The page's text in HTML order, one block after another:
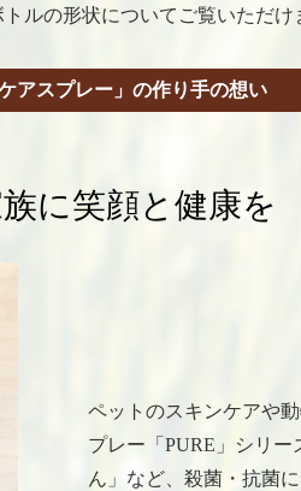
ルの形状についてご覧いただけ
アスプレー」の作り手の想い
に笑顔と健康を
ペットのスキンケアや
プレー「PURE」シリー
ん」など、殺菌・抗菌